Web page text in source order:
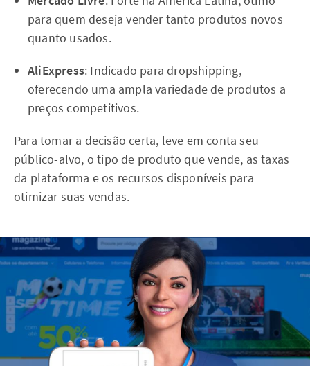
para quem deseja vender tanto produtos novos
quanto usados.
AliExpress: Indicado para dropshipping,
oferecendo uma ampla variedade de produtos a
preços competitivos.
Para tomar a decisão certa, leve em conta seu
público-alvo, o tipo de produto que vende, as taxas
da plataforma e os recursos disponíveis para
otimizar suas vendas.